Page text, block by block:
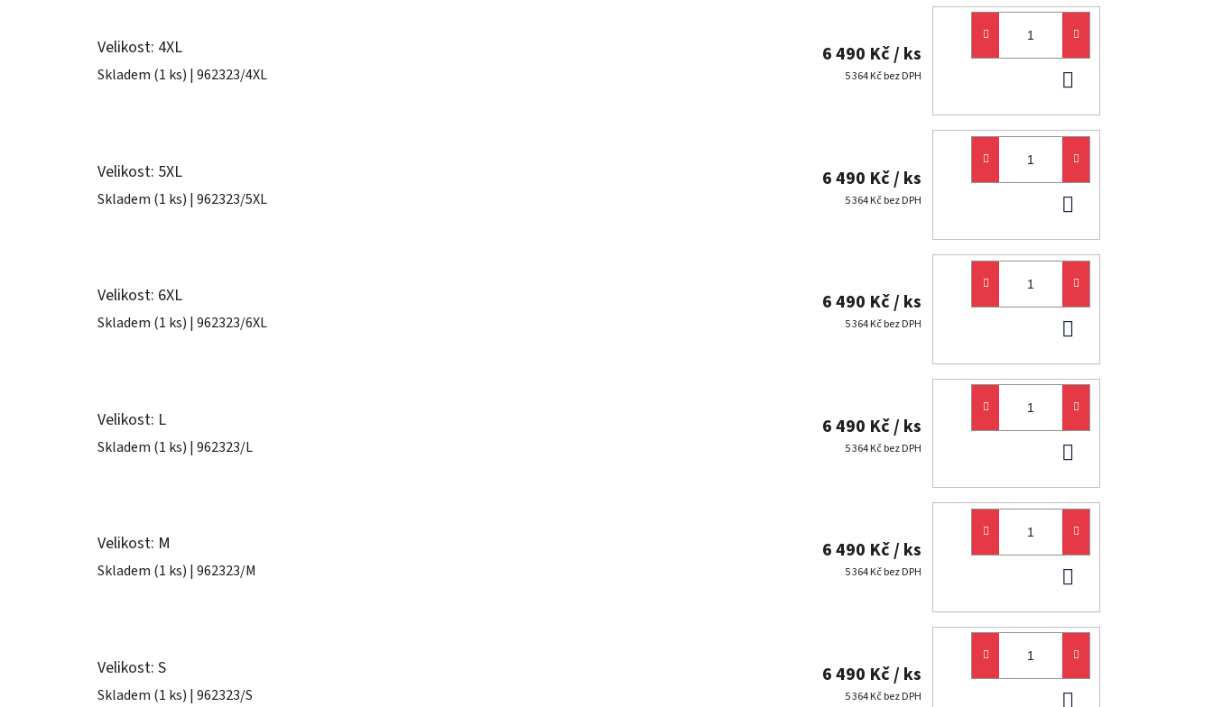
Velikost: 4XL
Skladem (1 ks) | 962323/4XL
6 490 Kč/ ks
5 364 Kč bez DPH
KOŠÍKU
Velikost: 5XL
Skladem (1 ks) | 962323/5XL
6 490 Kč/ ks
5 364 Kč bez DPH
KOŠÍKU
Velikost: 6XL
Skladem (1 ks) | 962323/6XL
6 490 Kč/ ks
5 364 Kč bez DPH
KOŠÍKU
Velikost: L
Skladem (1 ks) | 962323/L
6 490 Kč/ ks
5 364 Kč bez DPH
KOŠÍKU
Velikost: M
Skladem (1 ks) | 962323/M
6 490 Kč/ ks
5 364 Kč bez DPH
KOŠÍKU
Velikost: S
Skladem (1 ks) | 962323/S
6 490 Kč/ ks
5 364 Kč bez DPH